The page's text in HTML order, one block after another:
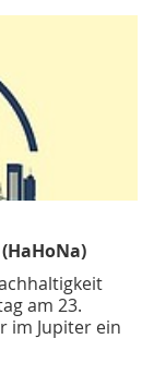
am 23.
im Jupiter ein